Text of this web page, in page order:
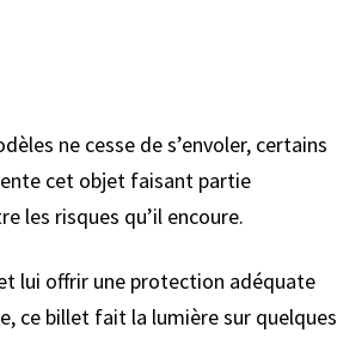
ne cesse de s’envoler, certains
cet objet faisant partie
les risques qu’il encoure.
lui offrir une protection adéquate
ce billet fait la lumière sur quelques